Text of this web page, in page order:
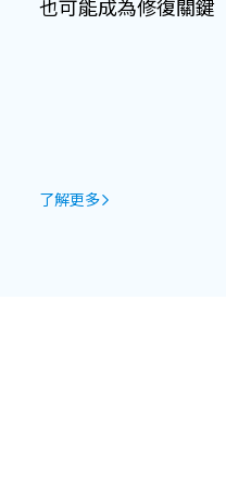
也可能成為修復關鍵
了解更多